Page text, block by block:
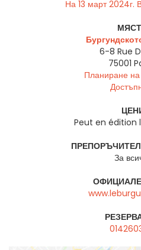
На 13 март 2024г.
6-8 Rue
75001
Планиране
Peut en édition
За